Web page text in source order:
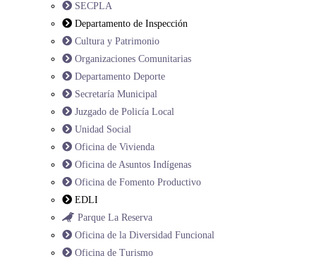
SECPLA
Departamento de Inspección
Cultura y Patrimonio
Organizaciones Comunitarias
Departamento Deporte
Secretaría Municipal
Juzgado de Policía Local
Unidad Social
Oficina de Vivienda
Oficina de Asuntos Indígenas
Oficina de Fomento Productivo
EDLI
Parque La Reserva
Oficina de la Diversidad Funcional
Oficina de Turismo